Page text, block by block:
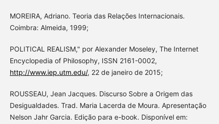
MOREIRA, Adriano. Teoria das Relações Internacionais.
Coimbra: Almeida, 1999;
POLITICAL REALISM," por Alexander Moseley, The Internet
Encyclopedia of Philosophy, ISSN 2161-0002,
http://www.iep.utm.edu/, 22 de janeiro de 2015;
ROUSSEAU, Jean Jacques. Discurso Sobre a Origem das
Desigualdades. Trad. Maria Lacerda de Moura. Apresentação
Nelson Jahr Garcia. Edição para e-book. Disponível em: